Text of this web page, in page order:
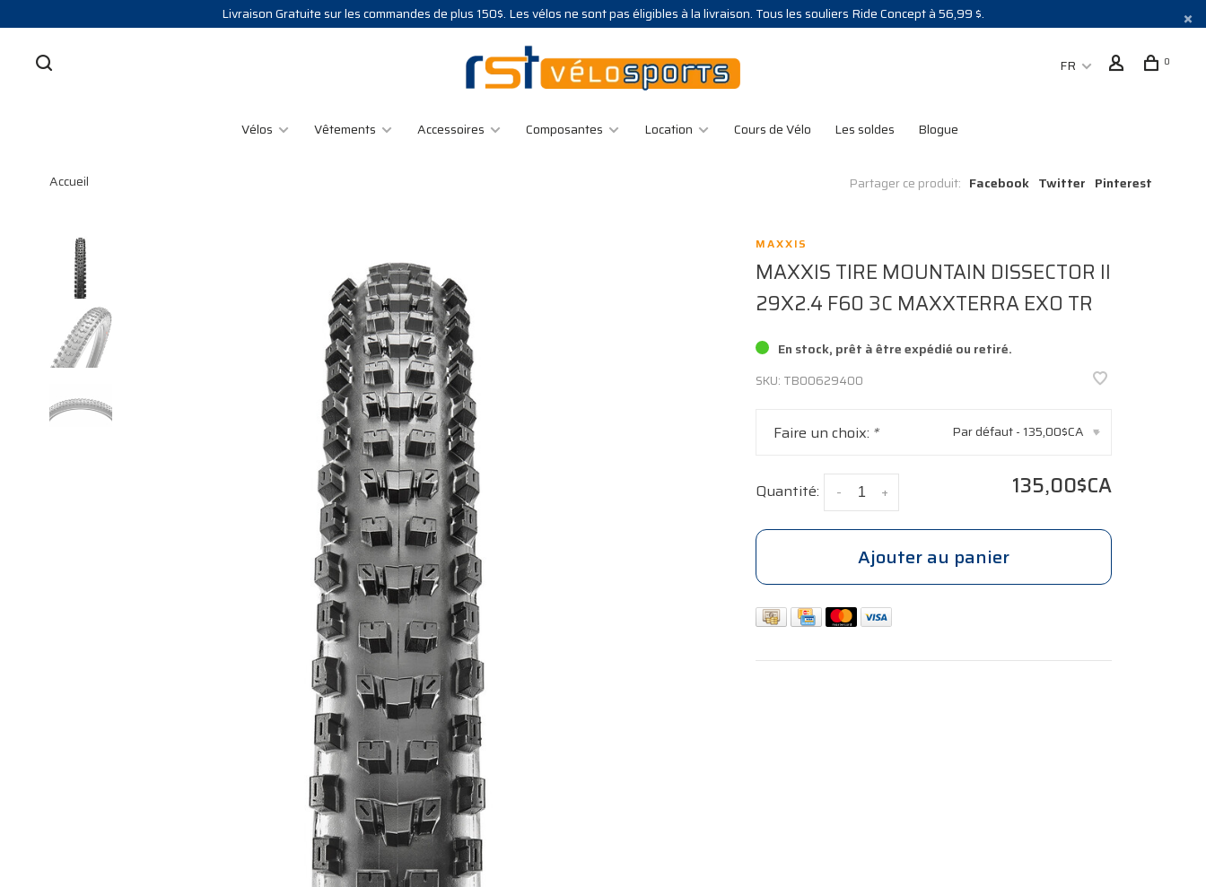
Livraison Gratuite sur les commandes de plus 150$. Les vélos ne sont pas éligibles à la livraison. Tous les souliers Ride Concept à 56,99 $.
FR 0
Vélos Vêtements Accessoires Composantes Location Cours de Vélo Les soldes Blogue
Accueil Partager ce produit: Facebook Twitter Pinterest
MAXXIS
MAXXIS TIRE MOUNTAIN DISSECTOR II
29X2.4 F60 3C MAXXTERRA EXO TR
En stock, prêt à être expédié ou retiré.
SKU: TB00629400
Faire un choix: * Par défaut - 135,00$CA ▾
Quantité: +
- 135,00$CA
Ajouter au panier